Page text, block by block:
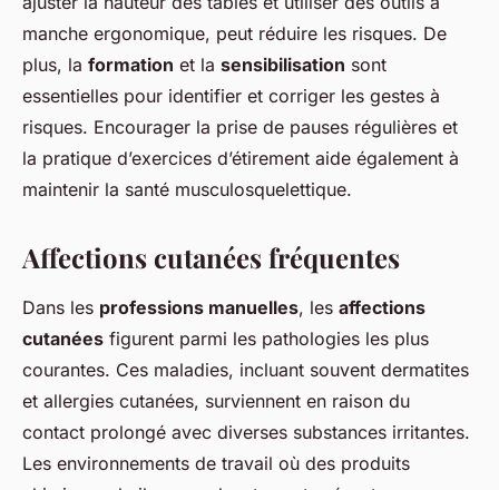
manche ergonomique, peut réduire les risques. De
plus, la formation et la sensibilisation sont
essentielles pour identifier et corriger les gestes à
risques. Encourager la prise de pauses régulières et
la pratique d’exercices d’étirement aide également à
maintenir la santé musculosquelettique.
Affections cutanées fréquentes
Dans les professions manuelles, les affections
cutanées figurent parmi les pathologies les plus
courantes. Ces maladies, incluant souvent dermatites
et allergies cutanées, surviennent en raison du
contact prolongé avec diverses substances irritantes.
Les environnements de travail où des produits